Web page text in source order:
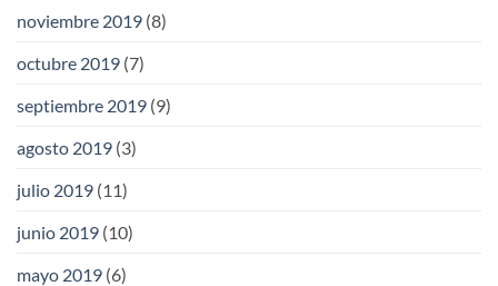
noviembre 2019 (8)
octubre 2019 (7)
septiembre 2019 (9)
agosto 2019 (3)
julio 2019 (11)
junio 2019 (10)
mayo 2019 (6)